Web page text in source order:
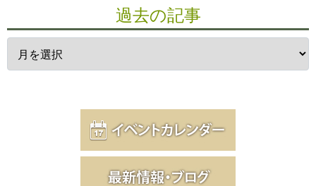
過去の記事